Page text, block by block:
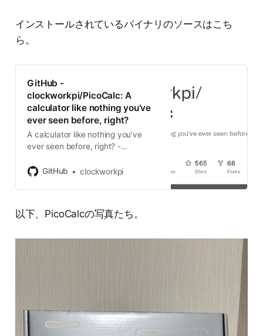
インストールされているバイナリのソースはこち
ら。
GitHub -
clockworkpi/PicoCalc: A
calculator like nothing you’ve
ever seen before, right?
A calculator like nothing you’ve
ever seen before, right? -
GitHub
clockworkpi
以下、PicoCalcの写真たち。